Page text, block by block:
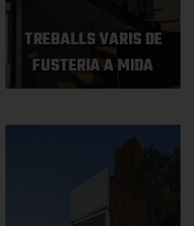
TREBALLS VARIS DE
FUSTERIA A MIDA